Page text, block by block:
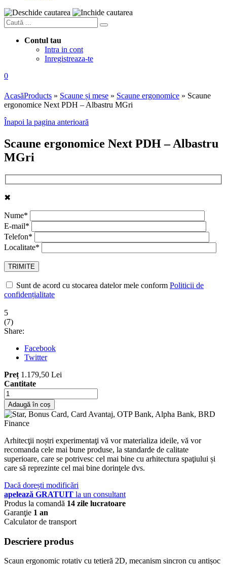
Contul tau
Intra in cont
Inregistreaza-te
0
AcasăProducts » Scaune și mese » Scaune ergonomice » Scaune
ergonomice Next PDH – Albastru MGri
Înapoi la pagina anterioară
Scaune ergonomice Next PDH – Albastru
MGri
✖
Nume*
E-mail*
Telefon*
Localitate*
Sunt de acord cu stocarea datelor mele conform Politicii de
confidențialitate
5
(7)
Share:
Facebook
Twitter
Preț 1.179,50 Lei
Cantitate
Adaugă în coș
Arhitecţii noștri experimentaţi vă vor materializa ideile, vă vor
recomanda cele mai bune produse, la standarde de calitate
superioare, care se potrivesc cel mai bine cu arhitectura spaţiului și
care să reprezinte cel mai bine dorinţele dvs.
Dacă dorești modificări
apelează GRATUIT la un consultant
Produs la comandă 14 zile lucratoare
Garanţie 1 an
Calculator de transport
Descriere produs
Scaun ergonomic rotativ cu tetieră 2D, mecanism sincron cu antișoc